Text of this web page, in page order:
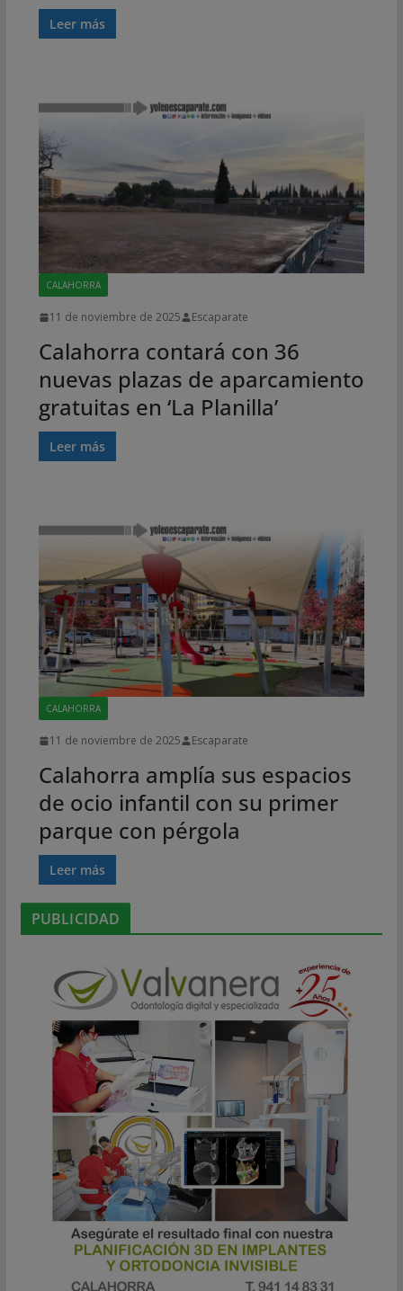
Leer más
CALAHORRA
11 de noviembre de 2025 Escaparate
Calahorra contará con 36
nuevas plazas de aparcamiento
gratuitas en ‘La Planilla’
Leer más
CALAHORRA
11 de noviembre de 2025 Escaparate
Calahorra amplía sus espacios
de ocio infantil con su primer
parque con pérgola
Leer más
PUBLICIDAD